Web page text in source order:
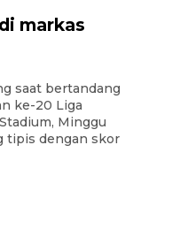
markas
saat bertandang
ke-20 Liga
Minggu
tipis dengan skor